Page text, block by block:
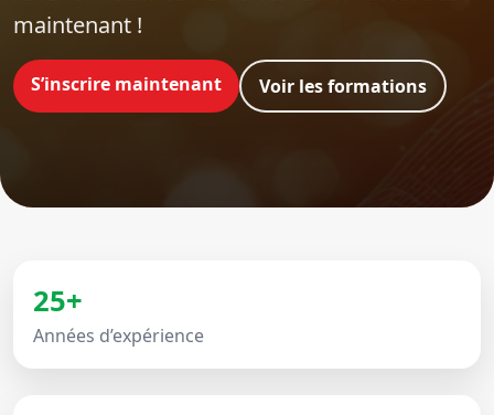
maintenant !
S’inscrire maintenant Voir les formations
25+
Années d’expérience